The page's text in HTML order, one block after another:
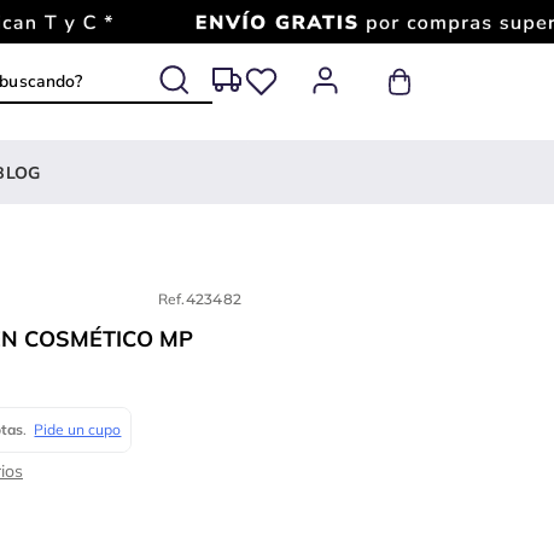
buscando?
Ref.423482
COSMÉTICO MP